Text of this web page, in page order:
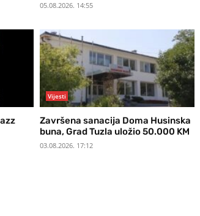
05.08.2026. 14:55
Vijesti
Završena sanacija Doma Husinska
buna, Grad Tuzla uložio 50.000 KM
03.08.2026. 17:12